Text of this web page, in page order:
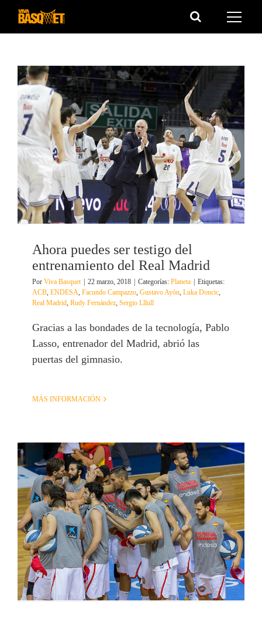
Saltar
Ahora puedes ser testigo del
entrenamiento del Real Madrid
Por Viva Basquet 22 marzo, 2018 Categorías: Planeta
Etiquetas:
ACB, ENDESA, Facundo Campazzo, Gustavo Ayón, Luka Doncic,
Real Madrid, Rudy Fernández, Sergio Lllull
Gracias a las bondades de la tecnología, Pablo
Lasso, entrenador del Madrid, abrió las
puertas del gimnasio.
MÁS INFORMACIÓN